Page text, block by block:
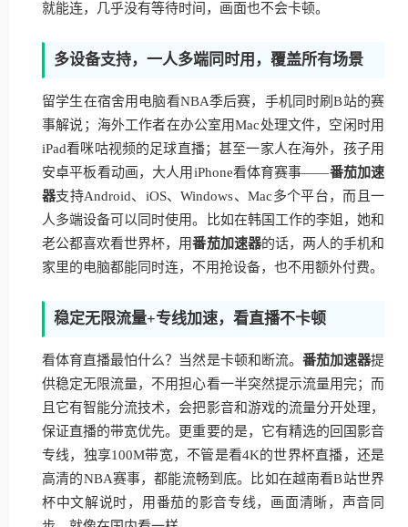
就能连，几乎没有等待时间，画面也不会卡顿。
多设备支持，一人多端同时用，覆盖所有场景
留学生在宿舍用电脑看NBA季后赛，手机同时刷B站的赛
事解说；海外工作者在办公室用Mac处理文件，空闲时用
iPad看咪咕视频的足球直播；甚至一家人在海外，孩子用
安卓平板看动画，大人用iPhone看体育赛事——番茄加速
器支持Android、iOS、Windows、Mac多个平台，而且一
人多端设备可以同时使用。比如在韩国工作的李姐，她和
老公都喜欢看世界杯，用番茄加速器的话，两人的手机和
家里的电脑都能同时连，不用抢设备，也不用额外付费。
稳定无限流量+专线加速，看直播不卡顿
看体育直播最怕什么？当然是卡顿和断流。 番茄加速器提
供稳定无限流量，不用担心看一半突然提示流量用完；而
且它有智能分流技术，会把影音和游戏的流量分开处理，
保证直播的带宽优先。更重要的是，它有精选的回国影音
专线，独享100M带宽，不管是看4K的世界杯直播，还是
高清的NBA赛事，都能流畅到底。比如在越南看B站世界
杯中文解说时，用番茄的影音专线，画面清晰，声音同